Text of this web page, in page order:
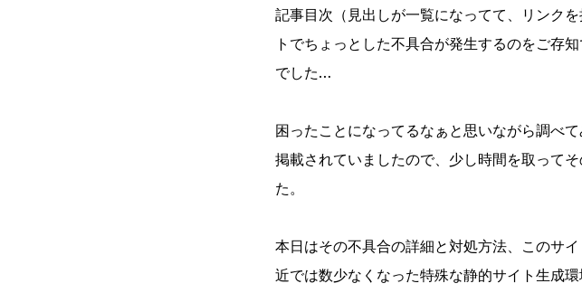
記事目次（見出しが一覧になってて、リンク
トでちょっとした不具合が発生するのをご存
でした…
困ったことになってるなぁと思いながら調べ
掲載されていましたので、少し時間を取って
た。
本日はその不具合の詳細と対処方法、このサ
近では数少なくなった特殊な静的サイト生成